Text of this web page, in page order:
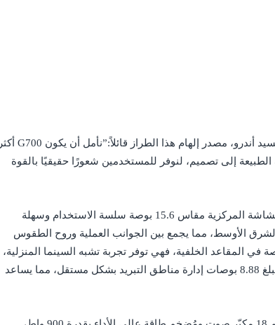
خلال الحدث، شارك نائب رئيس قسم التصميم، السيد أندرو، مصدر إلهام هذا الطراز قائلاً:”نأمل أن يكون G700 أكثر
إلى تصميم، لنوفر للمستخدمين شعورًا حقيقيًا بالقوة
عند دخول المقصورة، يُلاحظ الجو الراقي فورًا.فالشاشة المركزية مقاس 15.6 بوصة سلسة الاستخدام وسهلة
الأوسط، مما يجمع بين الجوانب العملية وروح الطقوس
شاشة الترفيه الخلفية بمقاس 17.3 بوصة في المقاعد الخلفية، فهي توفر تجربة تشبه السينما المنزلية،
بينما تتيح شاشة التحكم في المناخ الخلفية التي تبلغ 8.88 بوصات إدارة مناطق التبريد بشكل مستقل، مما يساعد